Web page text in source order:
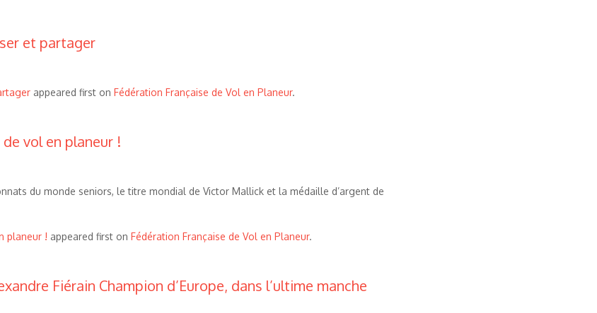
et partager
appeared first on Fédération Française de Vol en Planeur.
vol en planeur !
du monde seniors, le titre mondial de Victor Mallick et la médaille d’argent de
planeur ! appeared first on Fédération Française de Vol en Planeur.
Fiérain Champion d’Europe, dans l’ultime manche